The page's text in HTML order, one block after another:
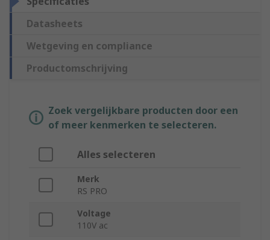
Datasheets
Wetgeving en compliance
Productomschrijving
Zoek vergelijkbare producten door een
of meer kenmerken te selecteren.
Alles selecteren
Merk
RS PRO
Voltage
110V ac